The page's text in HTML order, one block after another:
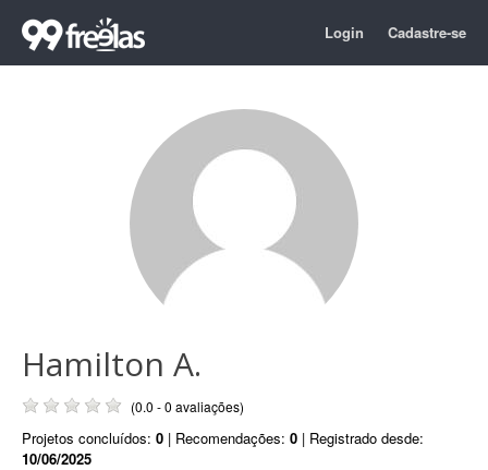
Login Cadastre-se
Hamilton A.
(0.0 - 0 avaliações)
Projetos concluídos: 0 | Recomendações: 0 | Registrado desde:
10/06/2025